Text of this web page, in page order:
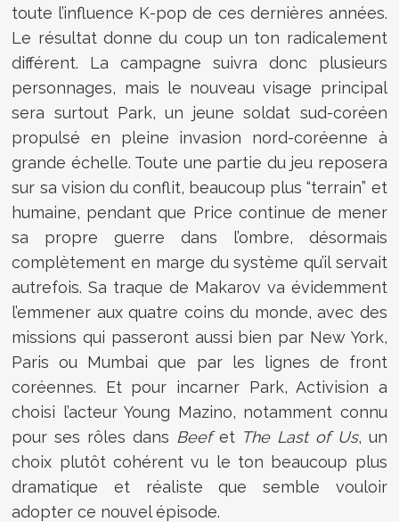
toute l’influence K-pop de ces dernières années.
Le résultat donne du coup un ton radicalement
différent. La campagne suivra donc plusieurs
personnages, mais le nouveau visage principal
sera surtout Park, un jeune soldat sud-coréen
propulsé en pleine invasion nord-coréenne à
grande échelle. Toute une partie du jeu reposera
sur sa vision du conflit, beaucoup plus “terrain” et
humaine, pendant que Price continue de mener
sa propre guerre dans l’ombre, désormais
complètement en marge du système qu’il servait
autrefois. Sa traque de Makarov va évidemment
l’emmener aux quatre coins du monde, avec des
missions qui passeront aussi bien par New York,
Paris ou Mumbai que par les lignes de front
coréennes. Et pour incarner Park, Activision a
choisi l’acteur Young Mazino, notamment connu
pour ses rôles dans Beefet The Last of Us, un
choix plutôt cohérent vu le ton beaucoup plus
dramatique et réaliste que semble vouloir
adopter ce nouvel épisode.